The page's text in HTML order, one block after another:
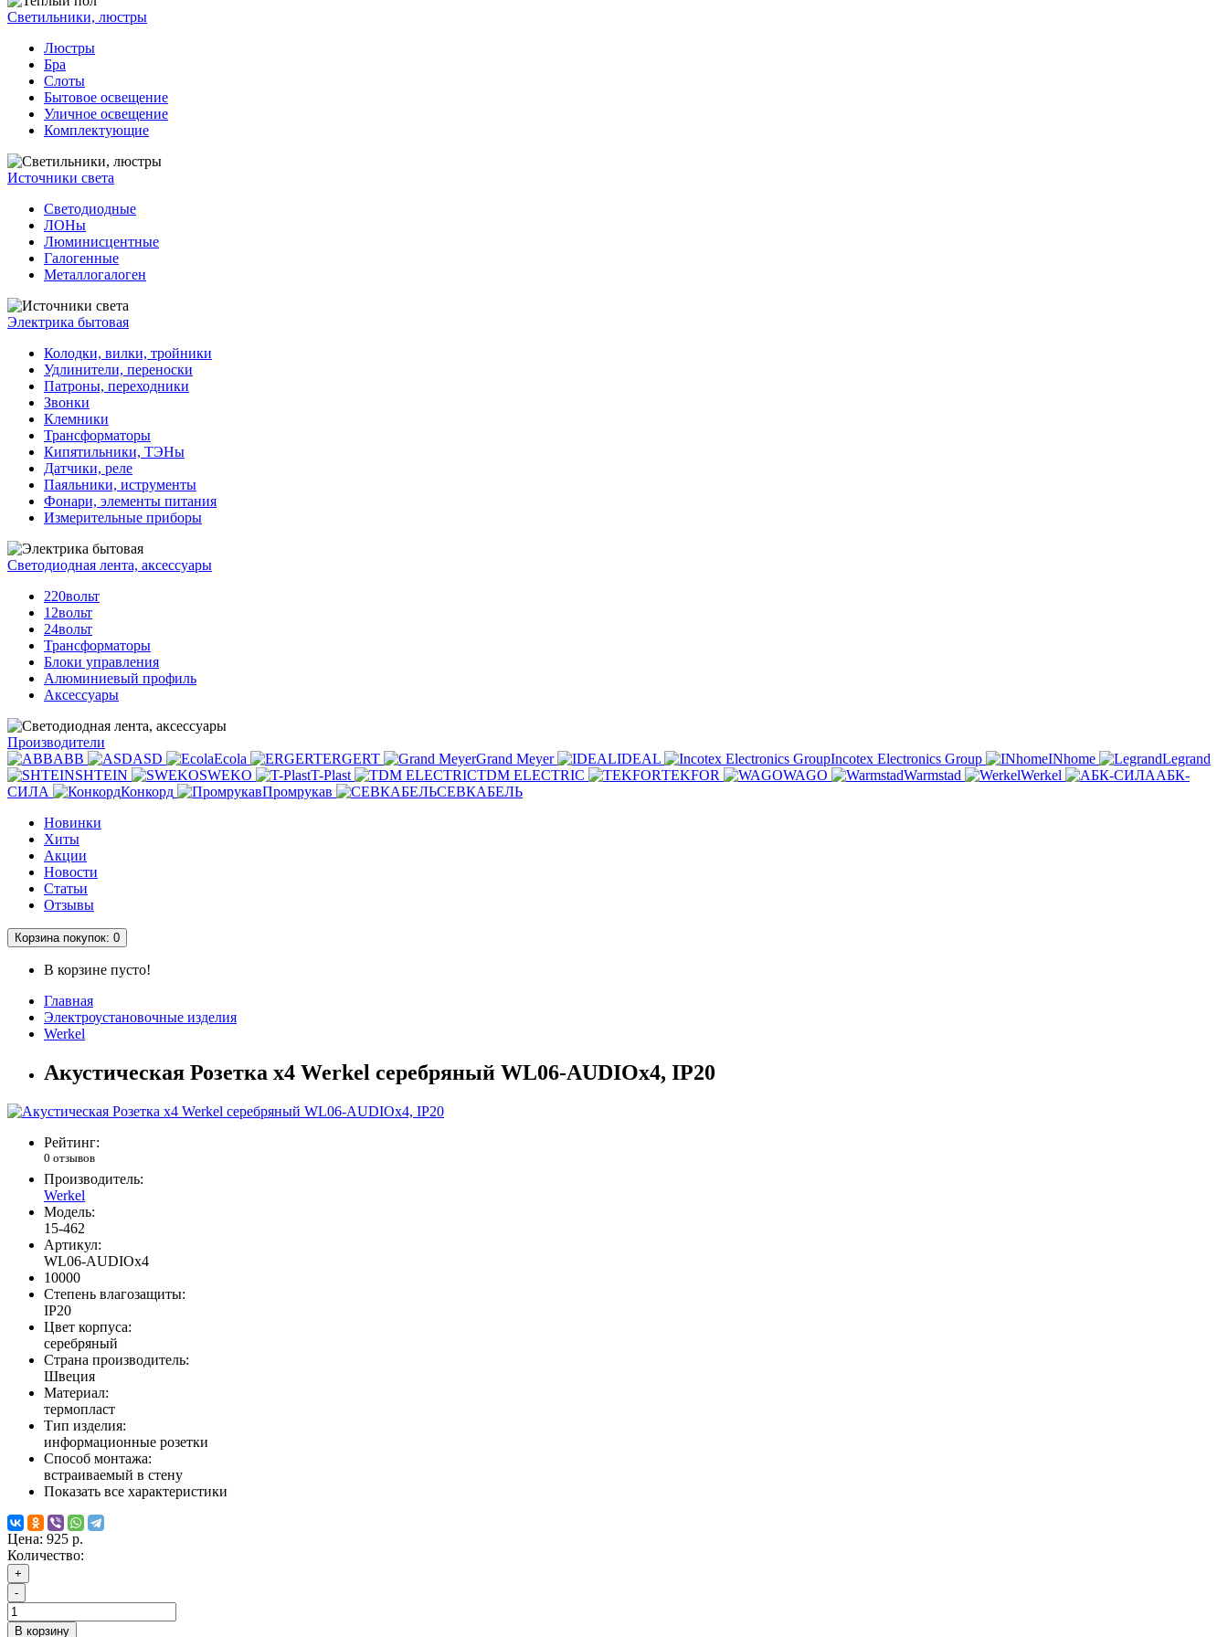
Светильники, люстры
Люстры
Бра
Слоты
Бытовое освещение
Уличное освещение
Комплектующие
Источники света
Светодиодные
ЛОНы
Люминисцентные
Галогенные
Металлогалоген
Электрика бытовая
Колодки, вилки, тройники
Удлинители, переноски
Патроны, переходники
Звонки
Клемники
Трансформаторы
Кипятильники, ТЭНы
Датчики, реле
Паяльники, иструменты
Фонари, элементы питания
Измерительные приборы
Светодиодная лента, аксессуары
220вольт
12вольт
24вольт
Трансформаторы
Блоки управления
Алюминиевый профиль
Аксессуары
Производители
ABB
ASD Ecola ERGERT Grand Meyer IDEAL Incotex Electronics Group INhome
Legrand
SHTEIN
SWEKO T-Plast TDM ELECTRIC TEKFOR WAGO Warmstad Werkel
АБК-
СИЛА
Конкорд Промрукав
СЕВКАБЕЛЬ
Новинки
Хиты
Акции
Новости
Статьи
Отзывы
Корзина покупок: 0
В корзине пусто!
Главная
Электроустановочные изделия
Werkel
Акустическая Розетка x4 Werkel серебряный WL06-AUDIOx4, IP20
Рейтинг:
0 отзывов
Производитель:
Werkel
Модель:
15-462
Артикул:
WL06-AUDIOx4
10000
Степень влагозащиты:
IP20
Цвет корпуса:
серебряный
Страна производитель:
Швеция
Материал:
термопласт
Тип изделия:
информационные розетки
Способ монтажа:
встраиваемый в стену
Показать все характеристики
Цена: 925 р.
Количество:
+
-
В корзину